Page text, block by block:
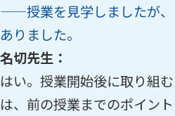
——授業を見学しましたが
ありました。
名切先生：
はい。授業開始後に取り組
は、前の授業までのポイン